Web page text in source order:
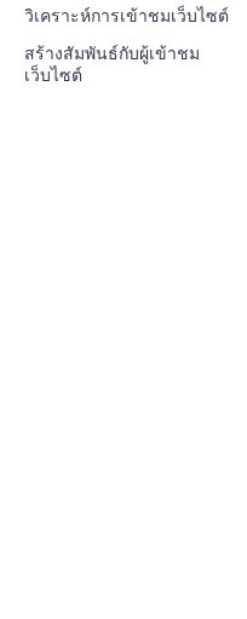
วิเคราะห์การเข้าชมเว็บไซต์
สร้างสัมพันธ์กับผู้เข้าชม
เว็บไซต์